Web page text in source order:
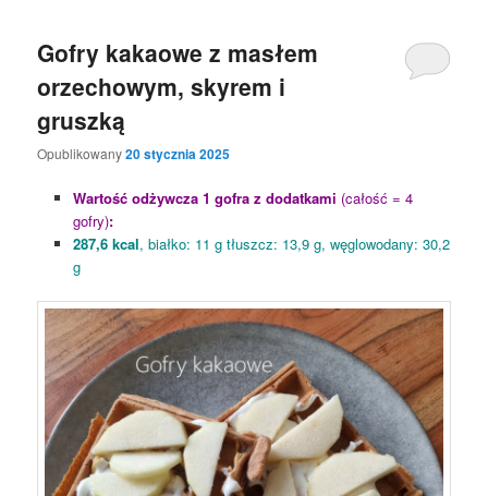
Gofry kakaowe z masłem
orzechowym, skyrem i
gruszką
Opublikowany20 stycznia 2025
Wartość odżywcza 1 gofra z dodatkami (całość = 4
gofry):
287,6 kcal, białko: 11 g tłuszcz: 13,9 g, węglowodany: 30,2
g